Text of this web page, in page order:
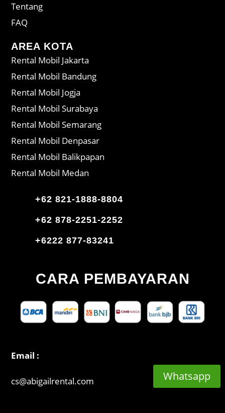
Tentang
FAQ
AREA KOTA
Rental Mobil Jakarta
Rental Mobil Bandung
Rental Mobil Jogja
Rental Mobil Surabaya
Rental Mobil Semarang
Rental Mobil Denpasar
Rental Mobil Balikpapan
Rental Mobil Medan
+62 821-1888-8804
+62 878-2251-2252
+6222 877-83241
CARA PEMBAYARAN
Email :
cs@abigailrental.com Whatsapp